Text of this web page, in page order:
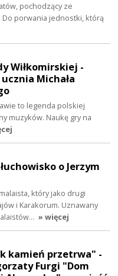
pochodzący ze
porwania jednostki, którą
Wiłkomirskiej -
Michała
to legenda polskiej
muzyków. Naukę gry na
o Jerzym
który jako drugi
i Karakorum. Uznawany
» więcej
kamień przetrwa" -
Furgi "Dom